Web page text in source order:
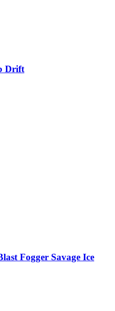
Drift
Fogger Savage Ice